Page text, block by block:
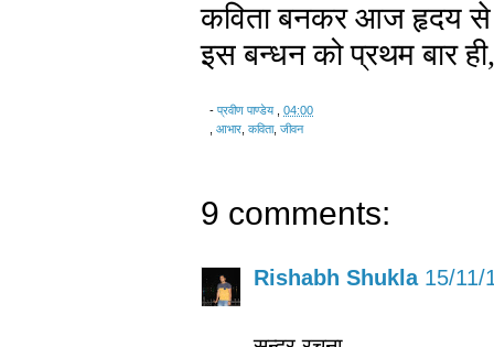
कविता बनकर आज हृदय से
इस बन्धन को प्रथम बार
- प्रवीण पाण्डेय
04:00
आभार कविता, जीवन
9 comments:
Rishabh Shukla 15/11/